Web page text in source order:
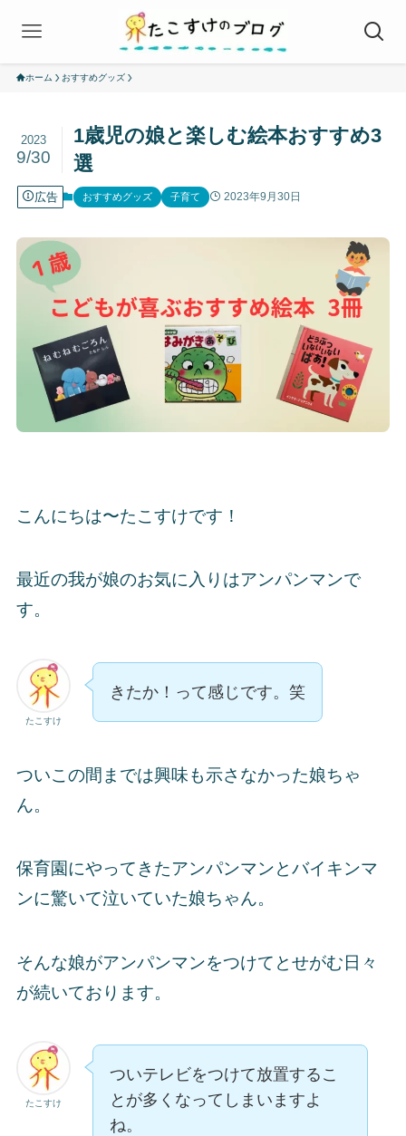
ホーム おすすめグッズ
1歳児の娘と楽しむ絵本おすすめ3
選
2023
9/30
広告 おすすめグッズ 子育て 2023年9月30日
こんにちは〜たこすけです！
最近の我が娘のお気に入りはアンパンマンで
す。
たこすけ
きたか！って感じです。笑
ついこの間までは興味も示さなかった娘ちゃ
ん。
保育園にやってきたアンパンマンとバイキンマ
ンに驚いて泣いていた娘ちゃん。
そんな娘がアンパンマンをつけてとせがむ日々
が続いております。
たこすけ
ついテレビをつけて放置するこ
とが多くなってしまいますよ
ね。